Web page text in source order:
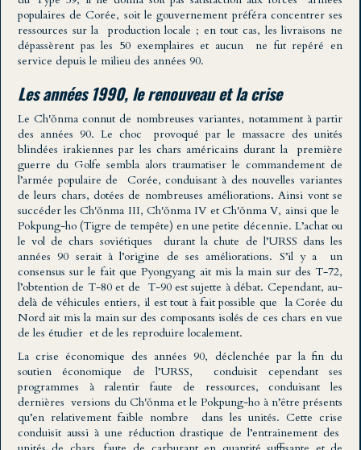
populaires de Corée, soit le gouvernement préféra concentrer ses
ressources sur la production locale ; en tout cas, les livraisons ne
dépassèrent pas les 50 exemplaires et aucun ne fut repéré en
service depuis le milieu des années 90.
Les années 1990, le renouveau et la crise
Le Ch'ŏnma connut de nombreuses variantes, notamment à partir
des années 90. Le choc provoqué par le massacre des unités
blindées irakiennes par les chars américains durant la première
guerre du Golfe sembla alors traumatiser le commandement de
l’armée populaire de Corée, conduisant à des nouvelles variantes
de leurs chars, dotées de nombreuses améliorations. Ainsi vont se
succéder les Ch'ŏnma III, Ch'ŏnma IV et Ch'ŏnma V, ainsi que le
Pokpung-ho (Tigre de tempête) en une petite décennie. L’achat ou
le vol de chars soviétiques durant la chute de l’URSS dans les
années 90 serait à l’origine de ses améliorations. S’il y a un
consensus sur le fait que Pyongyang ait mis la main sur des T-72,
l’obtention de T-80 et de T-90 est sujette à débat. Cependant, au-
delà de véhicules entiers, il est tout à fait possible que la Corée du
Nord ait mis la main sur des composants isolés de ces chars en vue
de les étudier et de les reproduire localement.
La crise économique des années 90, déclenchée par la fin du
soutien économique de l’URSS, conduisit cependant ses
programmes à ralentir faute de ressources, conduisant les
dernières versions du Ch'ŏnma et le Pokpung-ho à n’être présents
qu’en relativement faible nombre dans les unités. Cette crise
conduisit aussi à une réduction drastique de l’entrainement des